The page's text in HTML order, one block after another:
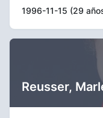
1996-11-15 (29
Reusser,